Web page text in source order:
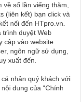
số lần viếng thăm,
(liên kết) bạn click và
nối đến HTpro.vn.
trình duyệt Web
cập vào website
ngôn ngữ sử dụng,
xuất đến.
nhân quý khách với
dung của “Chính